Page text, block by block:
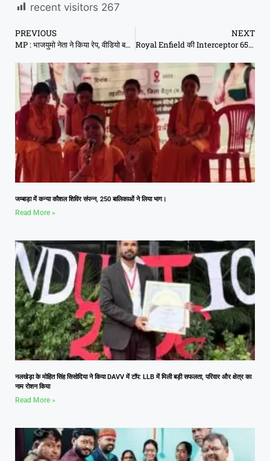
recent visitors 267
PREVIOUS
MP : भाजयुमो नेता ने किया रेप, वीडियो बनाया, 10 लाख रुपए के लिए करता रहा ब्लैकमेल
NEXT
Royal Enfield की Interceptor 650 का कमाल, 212 kmph की रफ्तार से दौड़ी
जम्बाड़ा में कन्या कौशल शिविर संपन्न, 250 बालिकाओं ने लिया भाग।
Read More »
नलखेड़ा के मोहित सिंह सिसोदिया ने किया DAVV में टॉप: LLB में मिली बड़ी सफलता, परिवार और क्षेत्र का
नाम रोशन किया
Read More »